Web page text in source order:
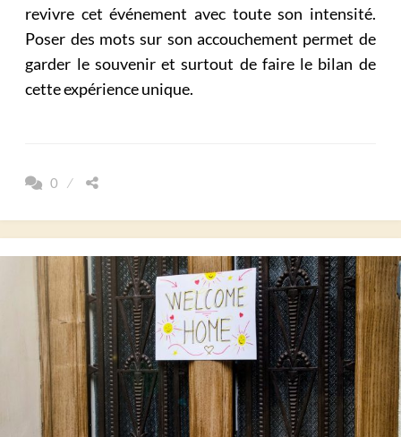
revivre cet événement avec toute son intensité.
Poser des mots sur son accouchement permet de
garder le souvenir et surtout de faire le bilan de
cette expérience unique.
0